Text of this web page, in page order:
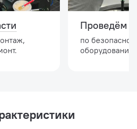
Проведём
по
оборудовании.